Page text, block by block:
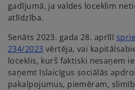
gadījumā, ja valdes loceklim
atlīdzība.
Senāts 2023. gada 28. aprīlī
234/2023 o
p
e
n
vērtēja, vai
loceklis, kurš faktiski nesaņem
saņemt īslaicīgus sociālās
pakalpojumus, piemēram,